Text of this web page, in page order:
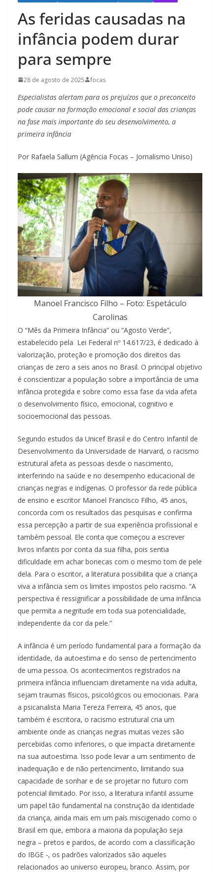
As feridas causadas na
infância podem durar
para sempre
28 de agosto de 2025 focas
Especialistas alertam para os prejuízos que o preconceito
pode causar na formação emocional e social das crianças
na fase mais importante do seu desenvolvimento, a
primeira infância
Por Rafaela Sallum (Agência Focas – Jornalismo Uniso)
Manoel Francisco Filho – Foto: Espetáculo
Carolinas
O “Mês da Primeira Infância” ou “Agosto Verde”,
estabelecido pela Lei Federal nº 14.617/23, é dedicado à
valorização, proteção e promoção dos direitos das
crianças de zero a seis anos no Brasil. O principal objetivo
é conscientizar a população sobre a importância de uma
infância protegida e sobre como essa fase da vida afeta
o desenvolvimento físico, emocional, cognitivo e
socioemocional das pessoas.
Segundo estudos da Unicef Brasil e do Centro Infantil de
Desenvolvimento da Universidade de Harvard, o racismo
estrutural afeta as pessoas desde o nascimento,
interferindo na saúde e no desempenho educacional de
crianças negras e indígenas. O professor da rede pública
de ensino e escritor Manoel Francisco Filho, 45 anos,
concorda com os resultados das pesquisas e confirma
essa percepção a partir de sua experiência profissional e
também pessoal. Ele conta que começou a escrever
livros infantis por conta da sua filha, pois sentia
dificuldade em achar bonecas com o mesmo tom de pele
dela. Para o escritor, a literatura possibilita que a criança
viva a infância sem os limites impostos pelo racismo. “A
perspectiva é ressignificar a possibilidade de uma infância
que permita a negritude em toda sua potencialidade,
independente da cor da pele.”
A infância é um período fundamental para a formação da
identidade, da autoestima e do senso de pertencimento
de uma pessoa. Os acontecimentos registrados na
primeira infância influenciam diretamente na vida adulta,
sejam traumas físicos, psicológicos ou emocionais. Para
a psicanalista Maria Tereza Ferreira, 45 anos, que
também é escritora, o racismo estrutural cria um
ambiente onde as crianças negras muitas vezes são
percebidas como inferiores, o que impacta diretamente
na sua autoestima. Isso pode levar a um sentimento de
inadequação e de não pertencimento, limitando sua
capacidade de sonhar e de se projetar no futuro com
potencial ilimitado. Por isso, a literatura infantil assume
um papel tão fundamental na construção da identidade
da criança, ainda mais em um país miscigenado como o
Brasil em que, embora a maioria da população seja
negra – pretos e pardos, de acordo com a classificação
do IBGE -, os padrões valorizados são aqueles
relacionados ao universo europeu, branco. Assim, por